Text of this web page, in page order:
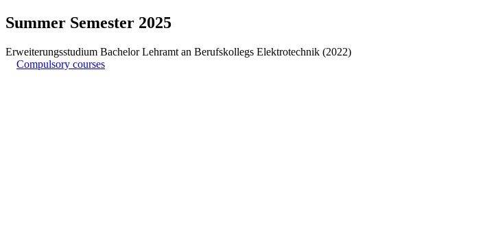
Summer Semester 2025
Erweiterungsstudium Bachelor Lehramt an Berufskollegs Elektrotechnik (2022)
Compulsory courses